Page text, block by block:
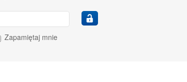
Zapamiętaj mnie